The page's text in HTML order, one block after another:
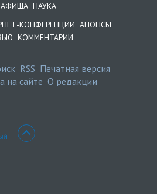
АФИША НАУКА
КОНФЕРЕНЦИИ АНОНСЫ
КОММЕНТАРИИ
RSS Печатная версия
на сайте О редакции